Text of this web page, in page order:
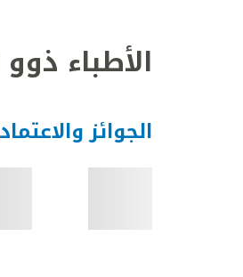
الأطباء
الجوائز